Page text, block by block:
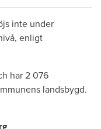
inte under
enligt
har 2 076
landsbygd.